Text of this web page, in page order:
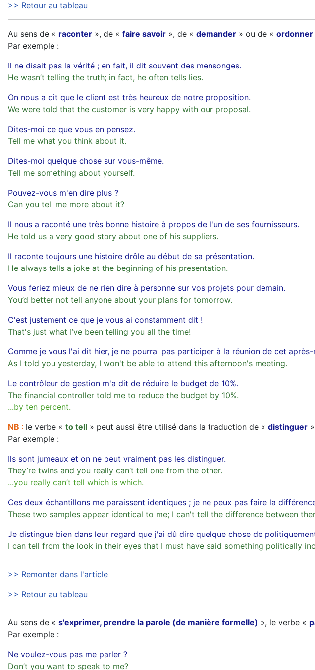
>> Retour au tableau
Au sens de « raconter », de « faire savoir », de « demander » ou de « ordonner
Par exemple :
Il ne disait pas la vérité ; en fait, il dit souvent des mensonges.
He wasn’t telling the truth; in fact, he often tells lies.
On nous a dit que le client est très heureux de notre proposition.
We were told that the customer is very happy with our proposal.
Dites-moi ce que vous en pensez.
Tell me what you think about it.
Dites-moi quelque chose sur vous-même.
Tell me something about yourself.
Pouvez-vous m'en dire plus ?
Can you tell me more about it?
Il nous a raconté une très bonne histoire à propos de l'un de ses fournisseurs.
He told us a very good story about one of his suppliers.
Il raconte toujours une histoire drôle au début de sa présentation.
He always tells a joke at the beginning of his presentation.
Vous feriez mieux de ne rien dire à personne sur vos projets pour demain.
You’d better not tell anyone about your plans for tomorrow.
C'est justement ce que je vous ai constamment dit !
That's just what I’ve been telling you all the time!
Comme je vous l'ai dit hier, je ne pourrai pas participer à la réunion de cet après-
As I told you yesterday, I won't be able to attend this afternoon's meeting.
Le contrôleur de gestion m'a dit de réduire le budget de 10%.
The financial controller told me to reduce the budget by 10%.
...by ten percent.
NB : le verbe « to tell » peut aussi être utilisé dans la traduction de « distinguer
Par exemple :
Ils sont jumeaux et on ne peut vraiment pas les distinguer.
They’re twins and you really can’t tell one from the other.
...you really can’t tell which is which.
Ces deux échantillons me paraissent identiques ; je ne peux pas faire la
These two samples appear identical to me; I can't tell the difference between
Je distingue bien dans leur regard que j'ai dû dire quelque chose de
I can tell from the look in their eyes that I must have said something politically
>> Remonter dans l'article
>> Retour au tableau
Au sens de « s'exprimer, prendre la parole (de manière formelle) », le verbe «
Par exemple :
Ne voulez-vous pas me parler ?
Don’t you want to speak to me?